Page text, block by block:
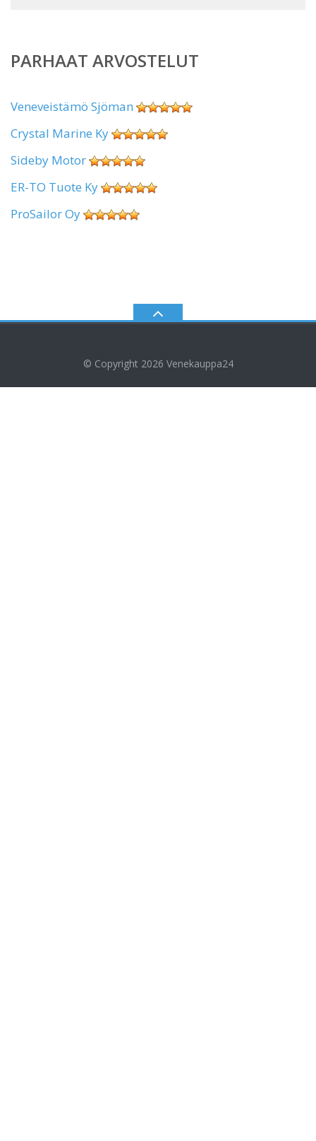
PARHAAT ARVOSTELUT
Veneveistämö Sjöman
Crystal Marine Ky
Sideby Motor
ER-TO Tuote Ky
ProSailor Oy
© Copyright 2026 Venekauppa24